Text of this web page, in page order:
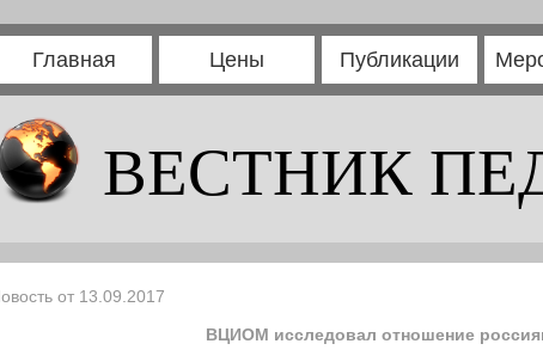
Главная Цены Публикации
ВЕСТНИК
от 13.09.2017
ВЦИОМ исследовал отношение